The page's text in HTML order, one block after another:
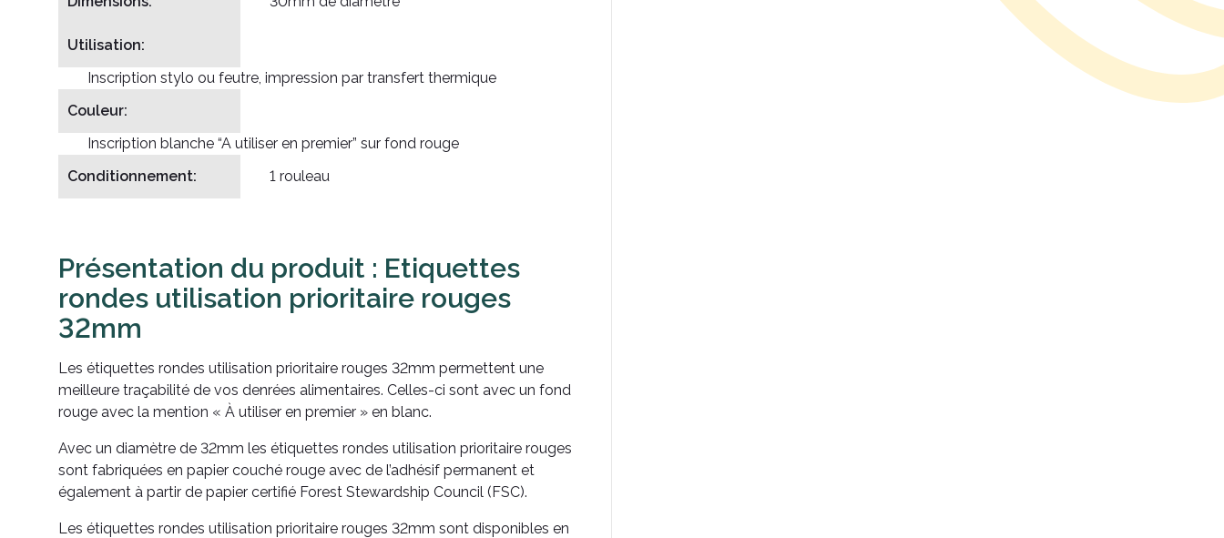
Utilisation:
Inscription stylo ou feutre, impression par transfert thermique
Couleur:
Inscription blanche “A utiliser en premier” sur fond rouge
Conditionnement:
1 rouleau
Présentation du produit : Etiquettes
rondes utilisation prioritaire rouges
32mm
Les étiquettes rondes utilisation prioritaire rouges 32mm permettent une
meilleure traçabilité de vos denrées alimentaires. Celles-ci sont avec un fond
rouge avec la mention « À utiliser en premier » en blanc.
Avec un diamètre de 32mm les étiquettes rondes utilisation prioritaire rouges
sont fabriquées en papier couché rouge avec de l’adhésif permanent et
également à partir de papier certifié Forest Stewardship Council (FSC).
Les étiquettes rondes utilisation prioritaire rouges 32mm sont disponibles en